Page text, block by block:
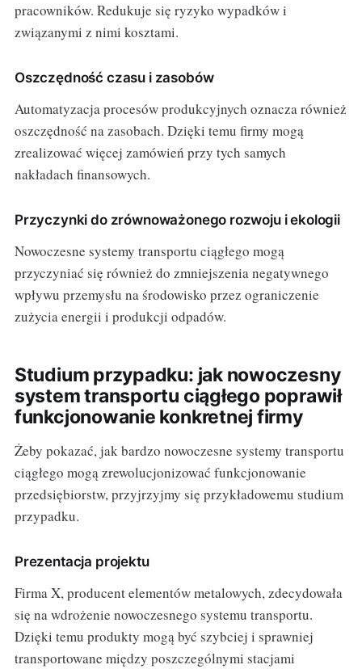
pracowników. Redukuje się ryzyko wypadków i
związanymi z nimi kosztami.
Oszczędność czasu i zasobów
Automatyzacja procesów produkcyjnych oznacza również
oszczędność na zasobach. Dzięki temu firmy mogą
zrealizować więcej zamówień przy tych samych
nakładach finansowych.
Przyczynki do zrównoważonego rozwoju i ekologii
Nowoczesne systemy transportu ciągłego mogą
przyczyniać się również do zmniejszenia negatywnego
wpływu przemysłu na środowisko przez ograniczenie
zużycia energii i produkcji odpadów.
Studium przypadku: jak nowoczesny
system transportu ciągłego poprawił
funkcjonowanie konkretnej firmy
Żeby pokazać, jak bardzo nowoczesne systemy transportu
ciągłego mogą zrewolucjonizować funkcjonowanie
przedsiębiorstw, przyjrzyjmy się przykładowemu studium
przypadku.
Prezentacja projektu
Firma X, producent elementów metalowych, zdecydowała
się na wdrożenie nowoczesnego systemu transportu.
Dzięki temu produkty mogą być szybciej i sprawniej
transportowane między poszczególnymi stacjami